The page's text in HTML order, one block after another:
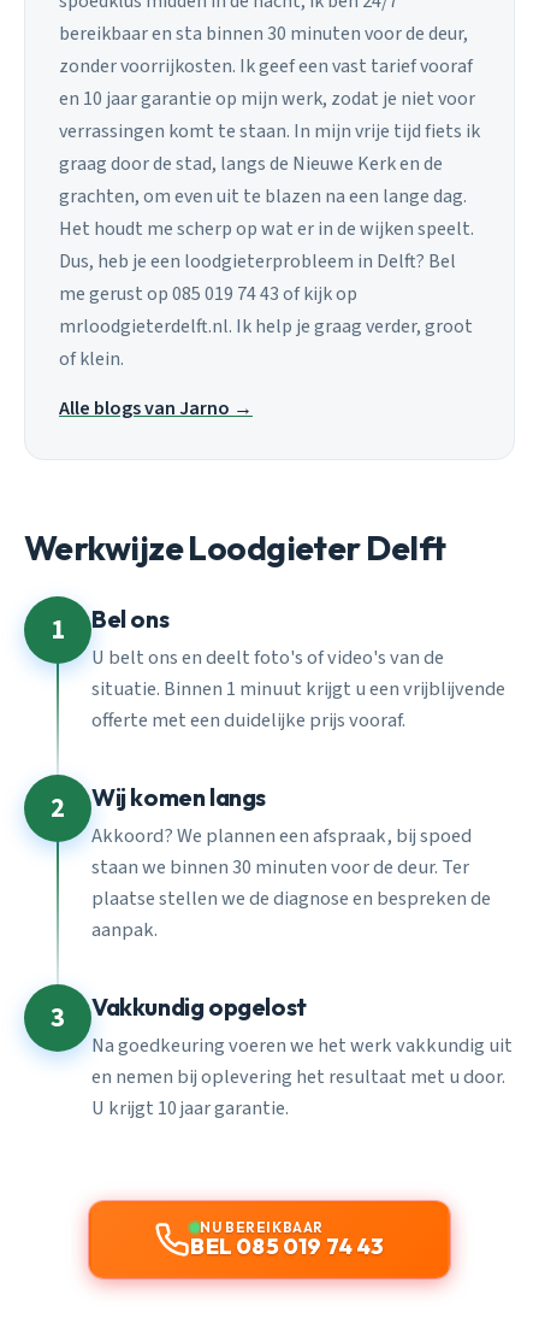
bereikbaar en sta binnen 30 minuten voor de deur,
zonder voorrijkosten. Ik geef een vast tarief vooraf
en 10 jaar garantie op mijn werk, zodat je niet voor
verrassingen komt te staan. In mijn vrije tijd fiets ik
graag door de stad, langs de Nieuwe Kerk en de
grachten, om even uit te blazen na een lange dag.
Het houdt me scherp op wat er in de wijken speelt.
Dus, heb je een loodgieterprobleem in Delft? Bel
me gerust op 085 019 74 43 of kijk op
mrloodgieterdelft.nl. Ik help je graag verder, groot
of klein.
Alle blogs van Jarno →
Werkwijze Loodgieter Delft
1 Bel ons
U belt ons en deelt foto's of video's van de
situatie. Binnen 1 minuut krijgt u een vrijblijvende
offerte met een duidelijke prijs vooraf.
2 Wij komen langs
Akkoord? We plannen een afspraak, bij spoed
staan we binnen 30 minuten voor de deur. Ter
plaatse stellen we de diagnose en bespreken de
aanpak.
3 Vakkundig opgelost
Na goedkeuring voeren we het werk vakkundig uit
en nemen bij oplevering het resultaat met u door.
U krijgt 10 jaar garantie.
NU BEREIKBAAR
BEL 085 019 74 43